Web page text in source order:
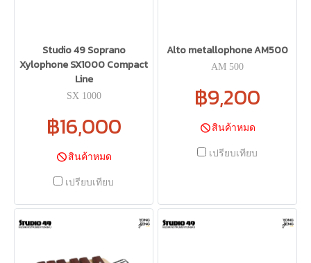
Studio 49 Soprano
Xylophone SX1000 Compact
Line
SX 1000
฿16,000
สินค้าหมด
เปรียบเทียบ
Alto metallophone AM500
AM 500
฿9,200
สินค้าหมด
เปรียบเทียบ